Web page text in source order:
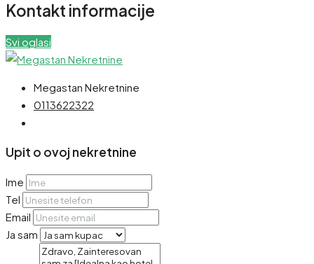
Kontakt informacije
Svi oglasi
Megastan Nekretnine
0113622322
Upit o ovoj nekretnine
Ime
Tel
Email
Ja sam